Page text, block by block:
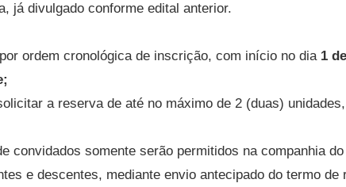
já divulgado conforme edital anterior.
ordem cronológica de inscrição, com início no dia 1
a reserva de até no máximo de 2 (duas)
convidados somente serão permitidos na companhia
e descentes, mediante envio antecipado do termo de